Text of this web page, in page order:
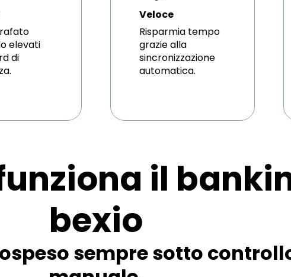
elevati
di
Veloce
Risparmia tempo
grazie alla
sincronizzazione
automatica.
il
bexio
sempre sotto